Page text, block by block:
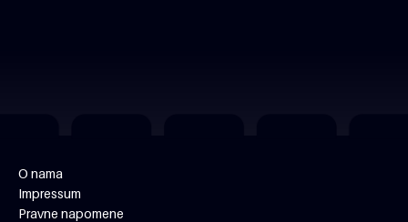
O nama
Impressum
Pravne napomene